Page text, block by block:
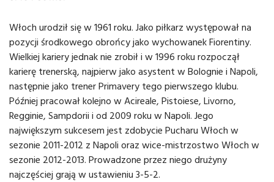
Włoch urodził się w 1961 roku. Jako piłkarz występował na
pozycji środkowego obrońcy jako wychowanek Fiorentiny.
Wielkiej kariery jednak nie zrobił i w 1996 roku rozpoczął
karierę trenerską, najpierw jako asystent w Bolognie i Napoli,
następnie jako trener Primavery tego pierwszego klubu.
Później pracował kolejno w Acireale, Pistoiese, Livorno,
Regginie, Sampdorii i od 2009 roku w Napoli. Jego
największym sukcesem jest zdobycie Pucharu Włoch w
sezonie 2011-2012 z Napoli oraz wice-mistrzostwo Włoch w
sezonie 2012-2013. Prowadzone przez niego drużyny
najczęściej grają w ustawieniu 3-5-2.